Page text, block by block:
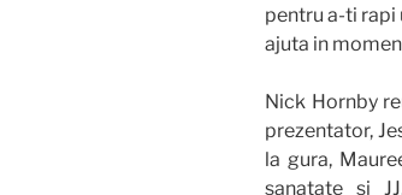
pentru a-ti rapi
ajuta in
Nick Hornby
prezentator,
la gura,
sanatate si